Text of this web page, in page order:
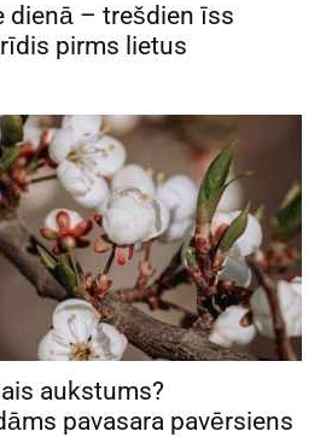
dienā – trešdien īss
pirms lietus
aukstums?
pavasara pavērsiens